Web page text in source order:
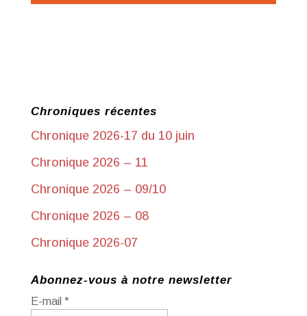
Chroniques récentes
Chronique 2026-17 du 10 juin
Chronique 2026 – 11
Chronique 2026 – 09/10
Chronique 2026 – 08
Chronique 2026-07
Abonnez-vous à notre newsletter
E-mail *